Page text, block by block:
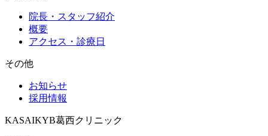
院長・スタッフ紹介
概要
アクセス・診療日
その他
お知らせ
採用情報
KASAIKYB葛西クリニック